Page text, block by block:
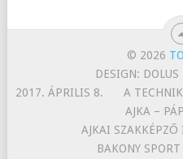
© 2026
DESIGN:
2017. ÁPRILIS 8.
A
AJKA –
AJKAI SZAKKÉPZŐ
BAKONY